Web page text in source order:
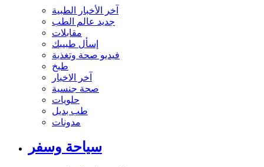
آخر الأخبار الطبية
جديد عالم الطب
مقابلات
إسأل طبيبك
فيديو صحة وتغذية
طبخ
آخر الاخبار
صحة جنسية
حلويات
طب بديل
مدونات
سياحة وسفر